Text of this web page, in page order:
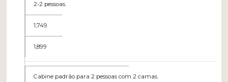
2-2 pessoas.
1,749
1,899
Cabine padrão para 2 pessoas com 2 camas.